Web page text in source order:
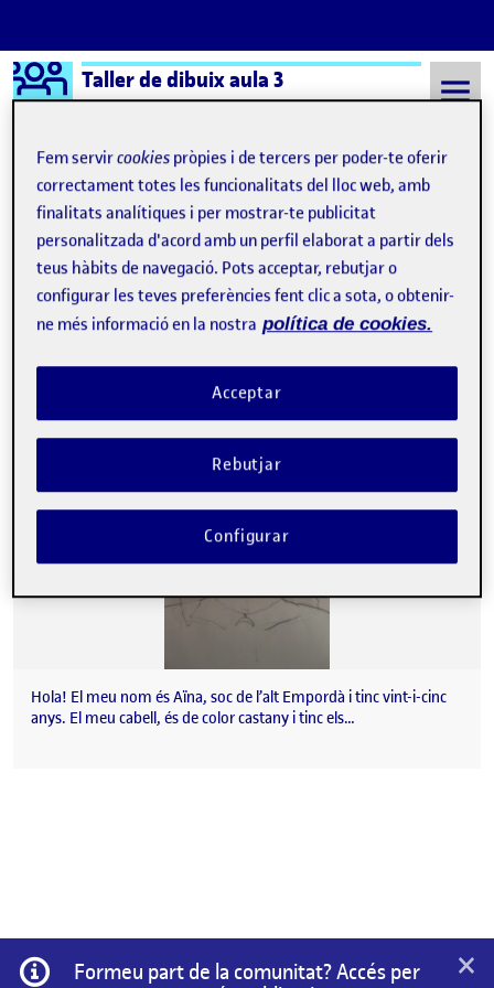
Saltar al contingut
Logo Ágora
Taller de dibuix aula 3
Semestre 20212 - Aula 3 Autorretrat
Autorretrat
Publicat per
Aïna Gómez Novés
Data de publicació
-5 comentaris
Hola! El meu nom és Aïna, soc de l’alt Empordà i tinc vint-i-cinc
anys. El meu cabell, és de color castany i tinc els…
Informació
Formeu part de la comunitat? Accés per
×
Fem servircookies pròpies i de tercers per poder-te oferir
correctament totes les funcionalitats del lloc web, amb
finalitats analítiques i per mostrar-te publicitat
personalitzada d'acord amb un perfil elaborat a partir dels
teus hàbits de navegació. Pots acceptar, rebutjar o
configurar les teves preferències fent clic a sota, o obtenir-
ne més informació en la nostra política de cookies.
Rebutjar
Acceptar
Configurar